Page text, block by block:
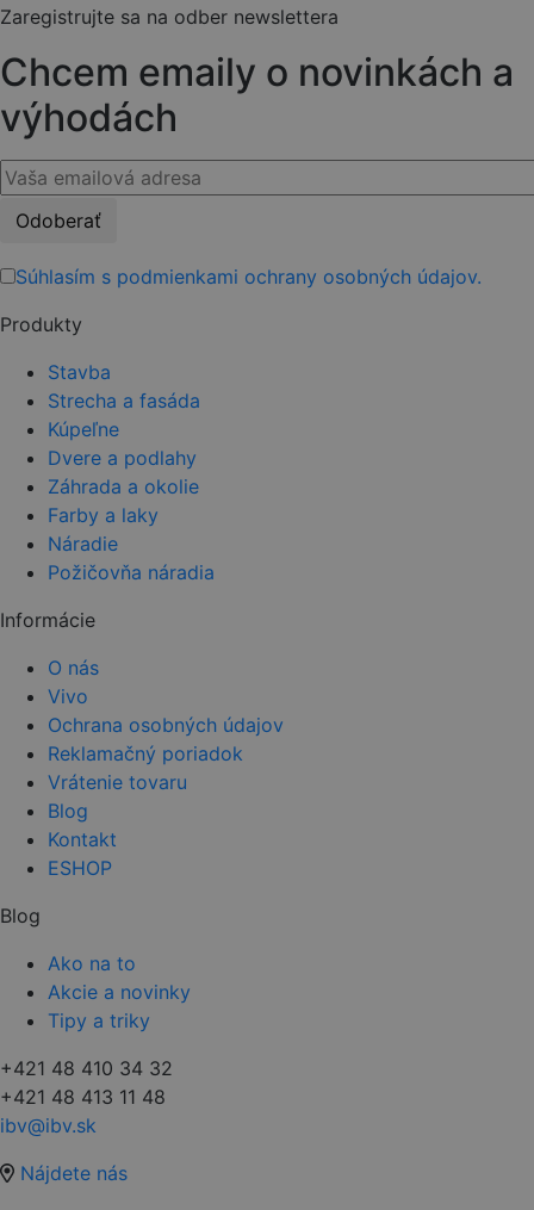
Zaregistrujte sa na odber newslettera
Chcem emaily o novinkách a
výhodách
Please
this
empty.
Súhlasím s podmienkami ochrany osobných údajov.
Produkty
Stavba
Strecha a fasáda
Kúpeľne
Dvere a podlahy
Záhrada a okolie
Farby a laky
Náradie
Požičovňa náradia
Informácie
O nás
Vivo
Ochrana osobných údajov
Reklamačný poriadok
Vrátenie tovaru
Blog
Kontakt
ESHOP
Blog
Ako na to
Akcie a novinky
Tipy a triky
+421 48 410 34 32
+421 48 413 11 48
ibv@ibv.sk
Nájdete nás